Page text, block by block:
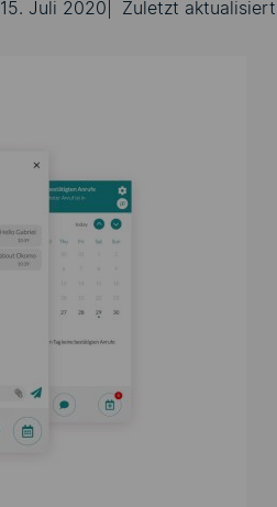
15. Juli 2020 Zuletzt